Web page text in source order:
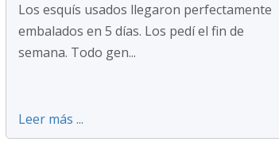
Los esquís usados llegaron perfectamente
embalados en 5 días. Los pedí el fin de
semana. Todo gen...
Leer más ...